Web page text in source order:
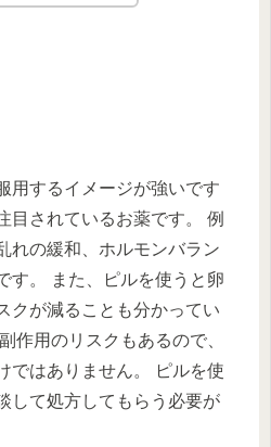
するイメージが強いです
目されているお薬です。 例
れの緩和、ホルモンバラン
す。 また、ピルを使うと卵
クが減ることも分かってい
作用のリスクもあるので、
ではありません。 ピルを使
して処方してもらう必要が